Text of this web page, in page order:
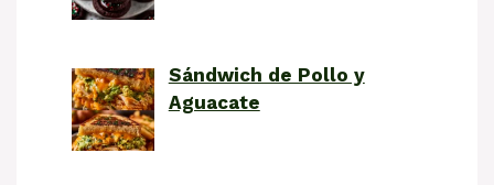
Sándwich de Pollo y
Aguacate